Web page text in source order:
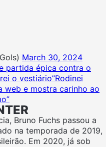
March 30, 2024
partida épica contra o
o vestiário”Rodinei
web e mostra carinho ao
Bruno Fuchs passou a
na temporada de 2019,
Em 2020, já sob